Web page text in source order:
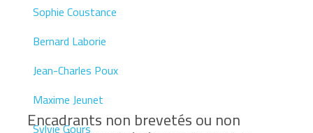
Sophie Coustance
Bernard Laborie
Jean-Charles Poux
Maxime Jeunet
Sylvie Gours
Encadrants non brevetés ou non